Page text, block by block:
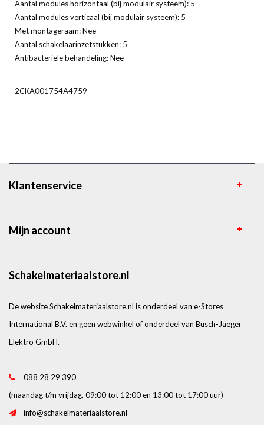
Aantal modules horizontaal (bij modulair systeem): 5
Aantal modules verticaal (bij modulair systeem): 5
Met montageraam: Nee
Aantal schakelaarinzetstukken: 5
Antibacteriële behandeling: Nee
2CKA001754A4759
Klantenservice
Mijn account
Schakelmateriaalstore.nl
De website Schakelmateriaalstore.nl is onderdeel van e-Stores
International B.V. en geen webwinkel of onderdeel van Busch-Jaeger
Elektro GmbH.
088 28 29 390
(maandag t/m vrijdag, 09:00 tot 12:00 en 13:00 tot 17:00 uur)
info@schakelmateriaalstore.nl